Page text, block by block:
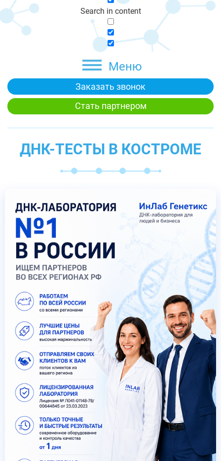
Search in content
Меню
Заказать звонок
Стать партнером
ДНК-ТЕСТЫ В КОСТРОМЕ